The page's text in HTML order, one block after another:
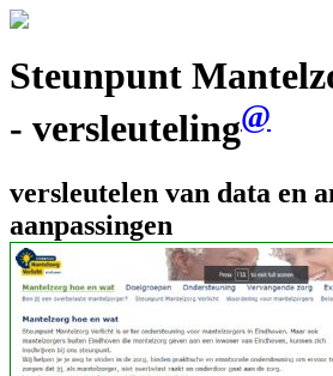
Steunpunt
- versleuteling@
versleutelen van data en
aanpassingen